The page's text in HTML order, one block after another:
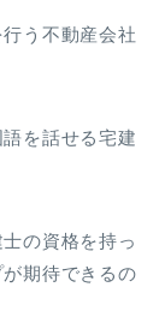
う不動産会社
を話せる宅建
の資格を持っ
期待できるの